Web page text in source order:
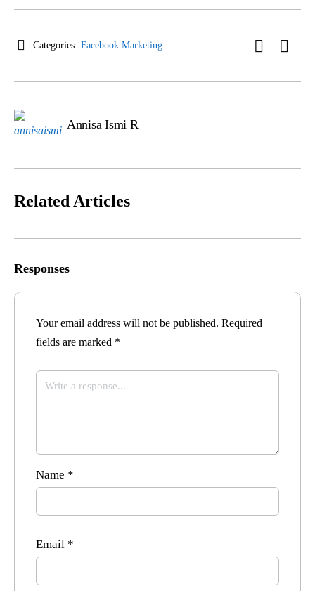
Categories: Facebook Marketing
Annisa Ismi R
Related Articles
Responses
Your email address will not be published. Required
fields are marked *
Name *
Email *